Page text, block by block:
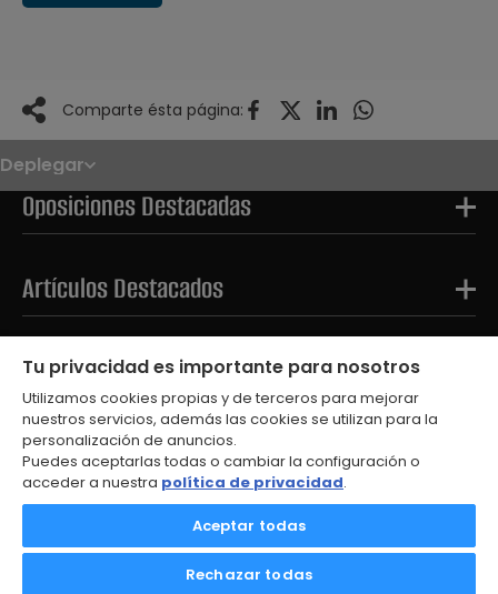
Comparte ésta página:
Deplegar
Noticias
Oposiciones
Convocatorias
Paso paso
OPE 2026
Oposiciones Destacadas
Artículos Destacados
Tests Destacados
© 2026
Aviso Legal
Política de Privacidad
Política de Cookies
Tu privacidad es importante para nosotros
Utilizamos cookies propias y de terceros para mejorar
nuestros servicios, además las cookies se utilizan para la
personalización de anuncios.
Puedes aceptarlas todas o cambiar la configuración o
acceder a nuestra política de privacidad.
Aceptar todas
Rechazar todas